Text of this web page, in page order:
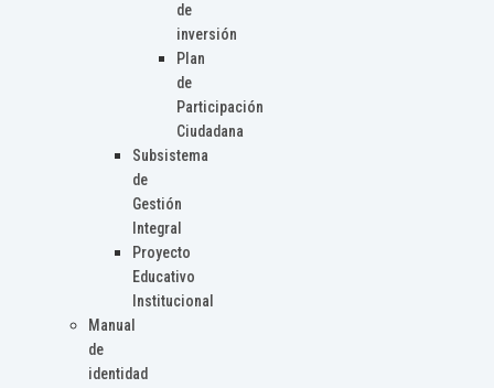
de
inversión
Plan
de
Participación
Ciudadana
Subsistema
de
Gestión
Integral
Proyecto
Educativo
Institucional
Manual
de
identidad